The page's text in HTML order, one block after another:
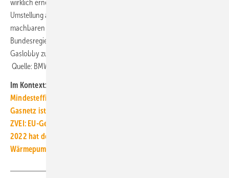
wirklich erneuerbaren Wärmetechnologien zu schaffen. Mit einer
Umstellung auf Wärmepumpen und Wärmenetze liegen die
machbaren Lösungen bereits auf dem Tisch. Jetzt liegt es an der
Bundesregierung, diese Optionen gegen die massiven Angriffe der
Gaslobby zu verteidigen und konsequent weiter zu verfolgen.“ ■
Quelle: BMWK, BDEW, BWP, BNE, DUH / jv
Im Kontext:
Mindesteffizienzstandards: Diese Gebäude sind betroffen
Gasnetz ist H2-ready – mit einer Investition von 30 Mrd. Euro
ZVEI: EU-Gebäuderichtlinie muss Gebäudesektor elektrifizieren
2022 hat der Gebäudesektor erneut sein KSG-Ziel verfehlt
Wärmepumpen: der schnellste Weg aus der Gasabhängigkeit